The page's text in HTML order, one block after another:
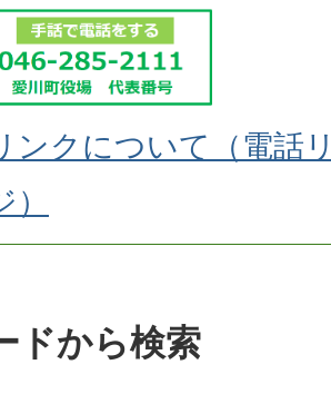
ンクについて（電話
ドから検索